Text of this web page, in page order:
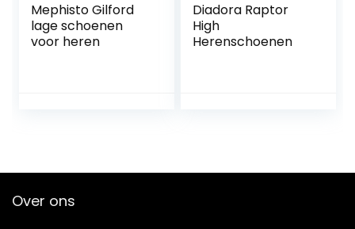
Mephisto Gilford
lage schoenen
voor heren
Diadora Raptor
High
Herenschoenen
Over ons